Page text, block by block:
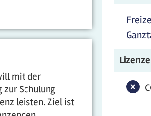
x
mit der
Schulung
leisten. Ziel ist